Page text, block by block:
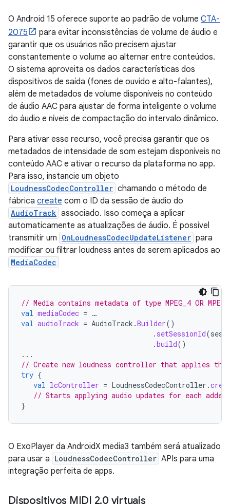
O Android 15 oferece suporte ao padrão de volume CTA-
2075
para evitar inconsistências de volume de áudio e
garantir que os usuários não precisem ajustar
constantemente o volume ao alternar entre conteúdos.
O sistema aproveita os dados características dos
dispositivos de saída (fones de ouvido e alto-falantes),
além de metadados de volume disponíveis no conteúdo
de áudio AAC para ajustar de forma inteligente o volume
do áudio e níveis de compactação do intervalo dinâmico.
Para ativar esse recurso, você precisa garantir que os
metadados de intensidade de som estejam disponíveis no
conteúdo AAC e ativar o recurso da plataforma no app.
Para isso, instancie um objeto
LoudnessCodecController chamando o método de
fábrica create com o ID da sessão de áudio do
AudioTrack associado. Isso começa a aplicar
automaticamente as atualizações de áudio. É possível
transmitir um OnLoudnessCodecUpdateListener para
modificar ou filtrar loudness antes de serem aplicados ao
MediaCodec
// Media contains metadata of type MPEG_4 OR
val mediaCodec = …
val audioTrack = AudioTrack .Builder()
. setSessionId(
.build()
...
// Create new loudness controller that applies the
try {
val lcController = LoudnessCodecController .
// Starts applying audio updates for each added
}
O ExoPlayer da AndroidX media3 também será atualizado
para usar a LoudnessCodecController APIs para uma
integração perfeita de apps.
Dispositivos MIDI 2.0 virtuais